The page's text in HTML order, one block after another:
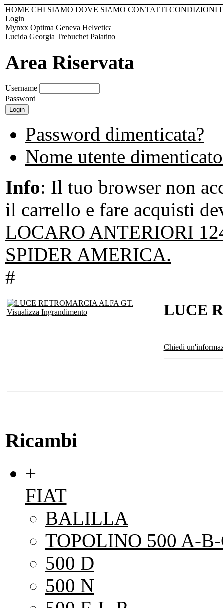
HOME CHI SIAMO DOVE SIAMO CONTATTI CONDIZIONI
Login
Mynxx Optima Geneva Helvetica
Lucida Georgia Trebuchet Palatino
Area Riservata
Username
Password
Password dimenticata?
Nome utente
Info: Il tuo browser non
il carrello e fare acquisti
LOCARO ANTERIORI
SPIDER AMERICA.
#
Visualizza Ingrandimento LUCE
Chiedi
Ricambi
+
FIAT
BALILLA
TOPOLINO 500 A-
500 D
500 N